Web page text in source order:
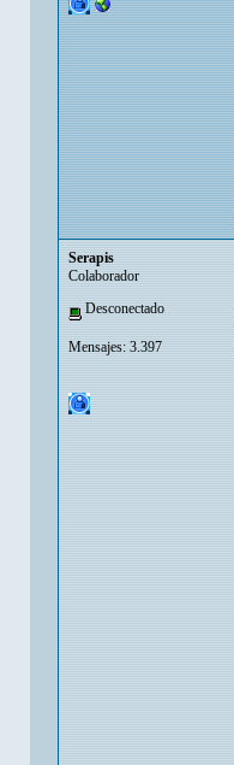
Serapis
Colaborador
Desconectado
Mensajes: 3.397